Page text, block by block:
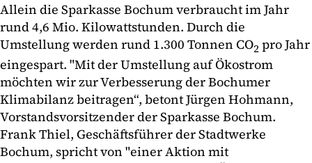
Allein die Sparkasse Bochum verbraucht im Jahr
rund 4,6 Mio. Kilowattstunden. Durch die
Umstellung werden rund 1.300 Tonnen CO2pro Jahr
eingespart. "Mit der Umstellung auf Ökostrom
möchten wir zur Verbesserung der Bochumer
Klimabilanz beitragen“, betont Jürgen Hohmann,
Vorstandsvorsitzender der Sparkasse Bochum.
Frank Thiel, Geschäftsführer der Stadtwerke
Bochum, spricht von "einer Aktion mit